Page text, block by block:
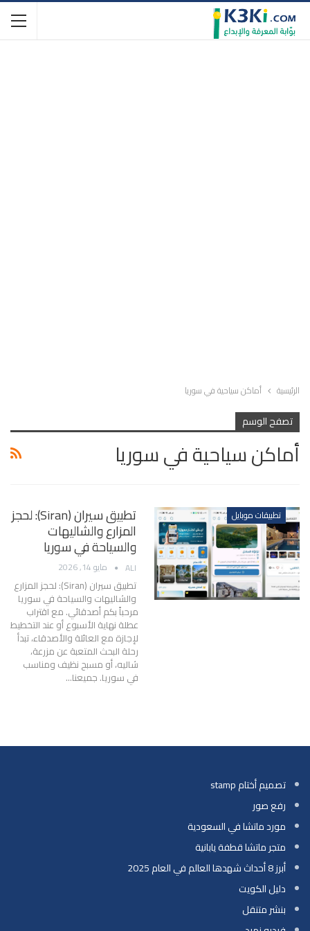
الرئيسية أماكن سياحية في سوريا
تصفح الوسم
أماكن سياحية في سوريا
تطبيقات موبايل تطبيق سيران (Siran): لحجز
المزارع والشاليهات
والسياحة في سوريا
ALI مايو 14, 2026
تطبيق سيران (Siran): لحجز المزارع
والشاليهات والسياحة في سوريا
مرحباً بكم أصدقائي. مع اقتراب
عطلة نهاية الأسبوع أو عند التخطيط
لإجازة مع العائلة والأصدقاء، تبدأ
رحلة البحث المتعبة عن مزرعة،
شاليه، أو مسبح نظيف ومناسب
في سوريا. جميعنا…
تصميم أختام stamp
رفع صور
مورد ماتشا في السعودية
متجر ماتشا قطفة يابانية
أبرز 8 أحداث شهدها العالم في العام 2025
دليل الكويت
بنشر متنقل